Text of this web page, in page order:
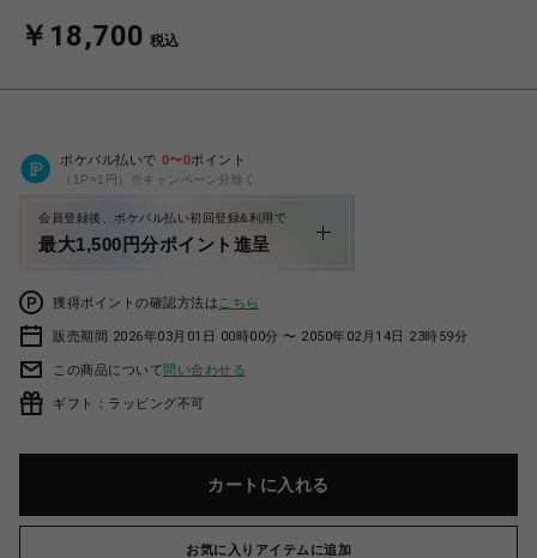
￥18,700 税込
ポケパル払いで 0〜0ポイント
（1P=1円）※キャンペーン分除く
会員登録後、ポケパル払い初回登録&利用で
最大1,500円分ポイント進呈
獲得ポイントの確認方法は こちら
販売期間 2026年03月01日 00時00分 〜 2050年02月14日 23時59分
この商品について問い合わせる
ギフト：ラッピング不可
カートに入れる
お気に入りアイテムに追加